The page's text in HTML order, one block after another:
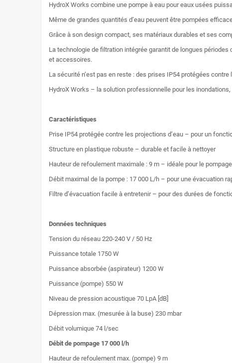
HydroX Works combine une pompe à eau pour eaux usées
Même de grandes quantités d’eau peuvent être pompées
Grâce à son design compact, ses matériaux durables et ses
La technologie de filtration intégrée garantit de longues
et accessoires.
La sécurité n’est pas en reste : des prises IP54 protégées
HydroX Works – la solution professionnelle pour les
Caractéristiques
Prise IP54 protégée contre les projections d’eau – pour un
Structure en plastique robuste – durable et facile à nettoyer
Hauteur de refoulement maximale : 9 m – idéale pour le
Débit maximal de la pompe : 17 000 L/h – pour une évacuation
Filtre d’évacuation facile à entretenir – pour des durées de
Données techniques
Tension du réseau 220-240 V / 50 Hz
Puissance totale 1750 W
Puissance absorbée (aspirateur) 1200 W
Puissance (pompe) 550 W
Niveau de pression acoustique 70 LpA [dB]
Dépression max. (mesurée à la buse) 230 mbar
Débit volumique 74 l/sec
Débit de pompage 17 000 l/h
Hauteur de refoulement max. (pompe) 9 m